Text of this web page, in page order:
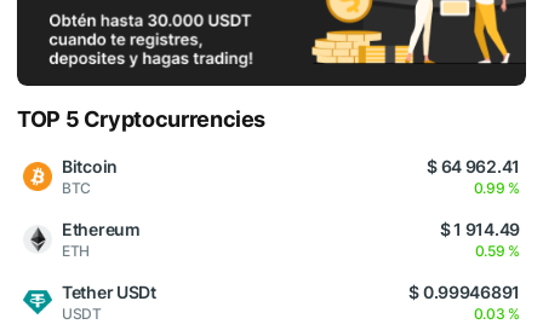
TOP 5 Cryptocurrencies
Bitcoin
BTC
$ 64 962.41
0.99 %
Ethereum
ETH
$ 1 914.49
0.59 %
Tether USDt
USDT
$ 0.99946891
0.03 %